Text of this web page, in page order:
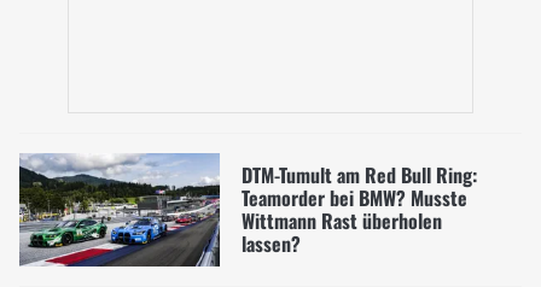
DTM-Tumult am Red Bull Ring:
Teamorder bei BMW? Musste
Wittmann Rast überholen
lassen?